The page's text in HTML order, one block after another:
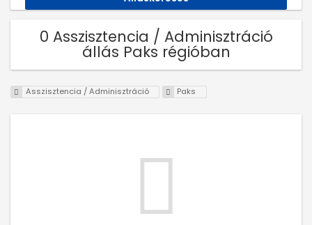
0 Asszisztencia / Adminisztráció
állás Paks régióban
Asszisztencia / Adminisztráció Paks